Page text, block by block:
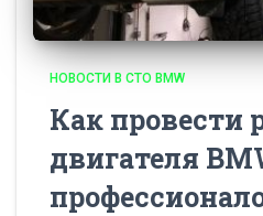
НОВОСТИ В СТО BMW
Как провести
двигателя